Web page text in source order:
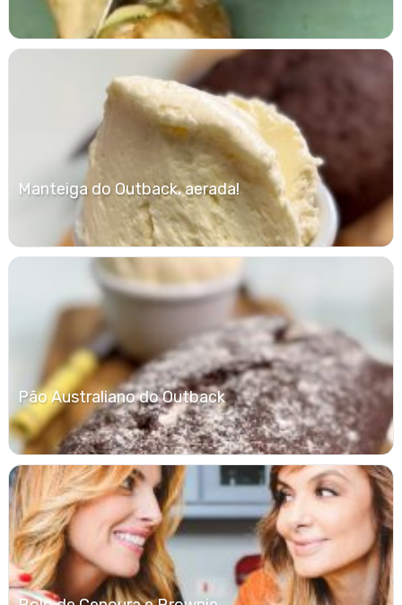
Manteiga do Outback, aerada!
Pão Australiano do Outback